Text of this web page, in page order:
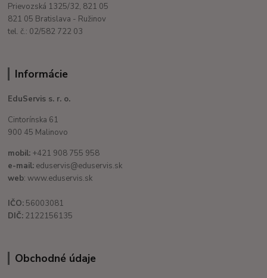
Prievozská 1325/32, 821 05
821 05 Bratislava - Ružinov
tel. č.: 02/582 722 03
Informácie
EduServis s. r. o.
Cintorínska 61
900 45 Malinovo
mobil: +421 908 755 958
e-mail: eduservis@eduservis.sk
web: www.eduservis.sk
IČO: 56003081
DIČ: 2122156135
Obchodné údaje